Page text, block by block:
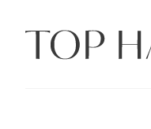
Inhalt
springen